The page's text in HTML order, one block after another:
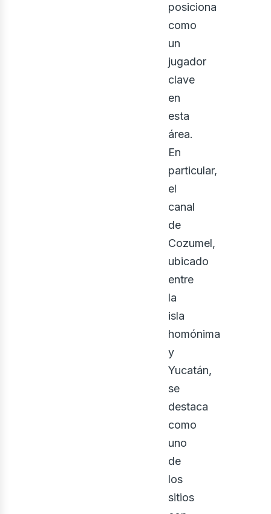
posiciona
como
un
jugador
clave
en
esta
área.
En
particular,
el
canal
de
Cozumel,
ubicado
entre
la
isla
homónima
y
Yucatán,
se
destaca
como
uno
de
los
sitios